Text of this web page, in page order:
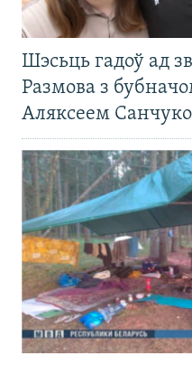
Шэсьць гадоў ад
Размова з
Аляксеем